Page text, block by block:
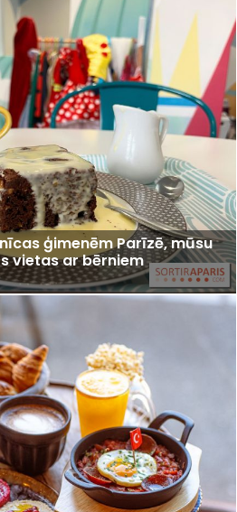
ģimenēm Parīzē, mūsu
vietas ar bērniem